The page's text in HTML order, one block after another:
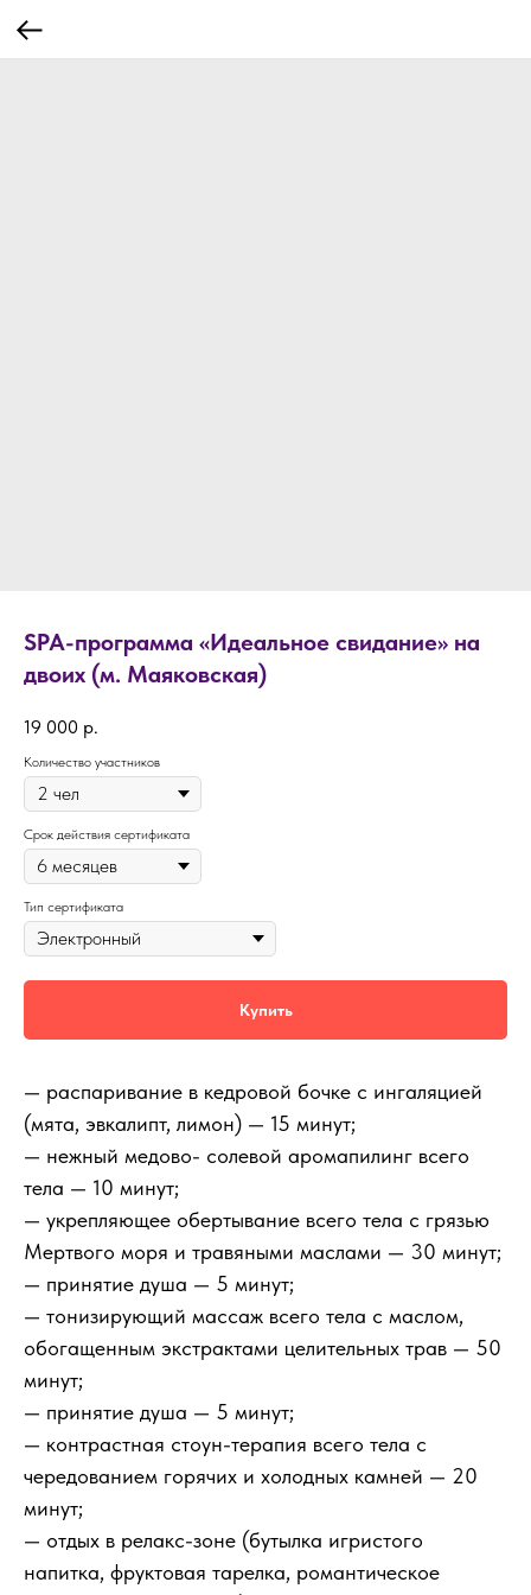
SPA-программа «Идеальное свидание» на
двоих (м. Маяковская)
19 000 р.
Количество участников
Срок действия сертификата
Тип сертификата
Купить
— распаривание в кедровой бочке с ингаляцией
(мята, эвкалипт, лимон) — 15 минут;
— нежный медово- солевой аромапилинг всего
тела — 10 минут;
— укрепляющее обертывание всего тела с грязью
Мертвого моря и травяными маслами — 30 минут;
— принятие душа — 5 минут;
— тонизирующий массаж всего тела с маслом,
обогащенным экстрактами целительных трав — 50
минут;
— принятие душа — 5 минут;
— контрастная стоун-терапия всего тела с
чередованием горячих и холодных камней — 20
минут;
— отдых в релакс-зоне (бутылка игристого
напитка, фруктовая тарелка, романтическое